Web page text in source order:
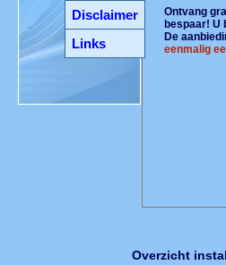
Disclaimer
Links
Ontvang
bespaar! U
De
eenmalig
Overzicht